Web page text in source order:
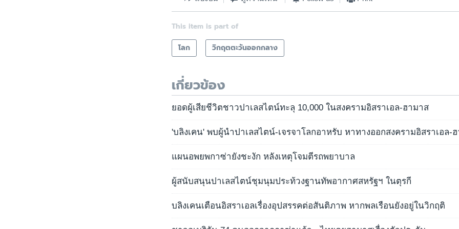
This item is part of
โลก
วิกฤตตะวันออกกลาง
เกี่ยวข้อง
ยอดผู้เสียชีวิตชาวปาเลสไตน์ทะลุ 10,000 ในสงครามอิสราเอล-ฮามาส
'บลิงเคน' พบผู้นำปาเลสไตน์-เจรจาโลกอาหรับ หาทางออกสงครามอิสราเอล-
แผนอพยพกาซ่ายังชะงัก หลังเหตุโจมตีรถพยาบาล
ผู้สนับสนุนปาเลสไตน์ชุมนุมประท้วงฐานทัพอากาศสหรัฐฯ ในตุรกี
บลิงเคนเตือนอิสราเอลเรื่องอุปสรรคต่อสันติภาพ หากพลเรือนยังอยู่ในวิกฤติ